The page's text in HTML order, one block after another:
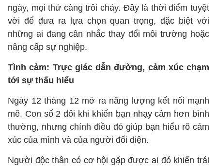
ngày, mọi thứ càng trôi chảy. Đây là thời điểm tuyệt
vời để đưa ra lựa chọn quan trọng, đặc biệt với
những ai đang cân nhắc thay đổi môi trường hoặc
nâng cấp sự nghiệp.
Tình cảm: Trực giác dẫn đường, cảm xúc chạm
tới sự thấu hiểu
Ngày 12 tháng 12 mở ra năng lượng kết nối mạnh
mẽ. Con số 2 đôi khi khiến bạn nhạy cảm hơn bình
thường, nhưng chính điều đó giúp bạn hiểu rõ cảm
xúc của mình và của người đối diện.
Người độc thân có cơ hội gặp được ai đó khiến trái